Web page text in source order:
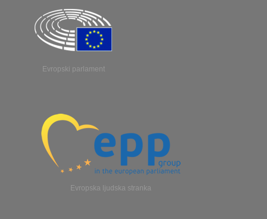
Evropski parlament
Evropska ljudska stranka